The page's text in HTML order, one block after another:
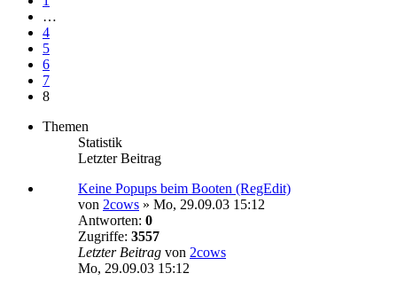
…
4
5
6
7
8
Themen
Statistik
Letzter Beitrag
Keine Popups beim Booten (RegEdit)
von 2cows » Mo, 29.09.03 15:12
Antworten: 0
Zugriffe: 3557
Letzter Beitrag von 2cows
Mo, 29.09.03 15:12